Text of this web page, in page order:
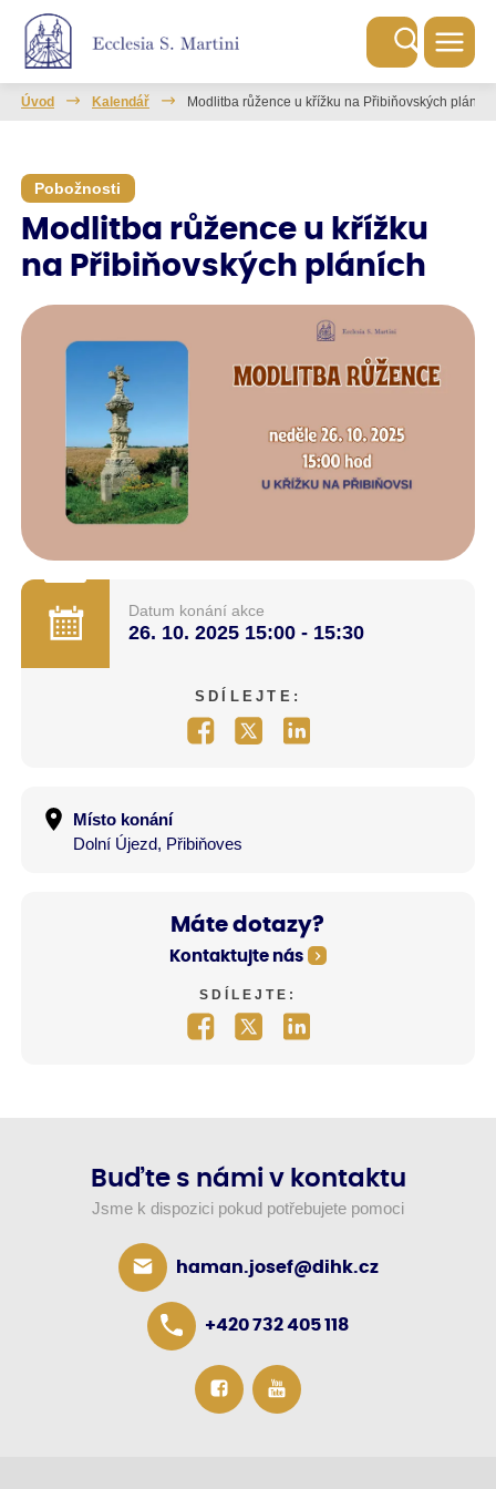
Úvod Kalendář Modlitba růžence u křížku na Přibiňovských pláních
Pobožnosti
Modlitba růžence u křížku
na Přibiňovských pláních
Datum konání akce
26. 10. 2025 15:00 - 15:30
SDÍLEJTE:
Místo konání
Dolní Újezd, Přibiňoves
Máte dotazy?
Kontaktujte nás
SDÍLEJTE:
Buďte s námi v kontaktu
Jsme k dispozici pokud potřebujete pomoci
haman.josef@dihk.cz
+420 732 405 118